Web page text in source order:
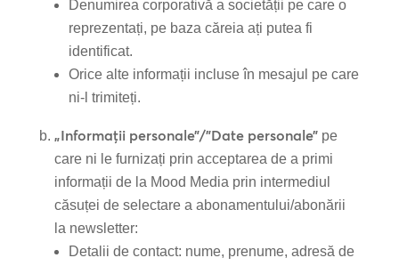
Denumirea corporativă a societății pe care o
reprezentați, pe baza căreia ați putea fi
identificat.
Orice alte informații incluse în mesajul pe care
ni-l trimiteți.
„Informații personale”/”Date personale”pe
care ni le furnizați prin acceptarea de a primi
informații de la Mood Media prin intermediul
căsuței de selectare a abonamentului/abonării
la newsletter:
Detalii de contact: nume, prenume, adresă de